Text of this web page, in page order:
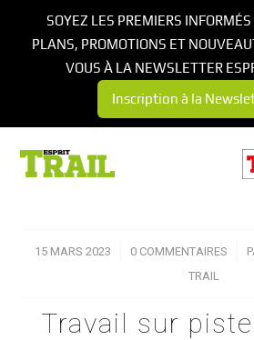
15 MARS 2023
/ 0 COMMENTAIRES
/
TRAIL
Travail sur
SOYEZ LES PREMIERS
PLANS, PROMOTIONS ET
VOUS À LA NEWSLETTER
Inscription à la